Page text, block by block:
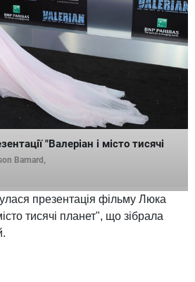
"Валеріан і місто тисячі
Barnard,
презентація фільму Люка
тисячі планет", що зібрала